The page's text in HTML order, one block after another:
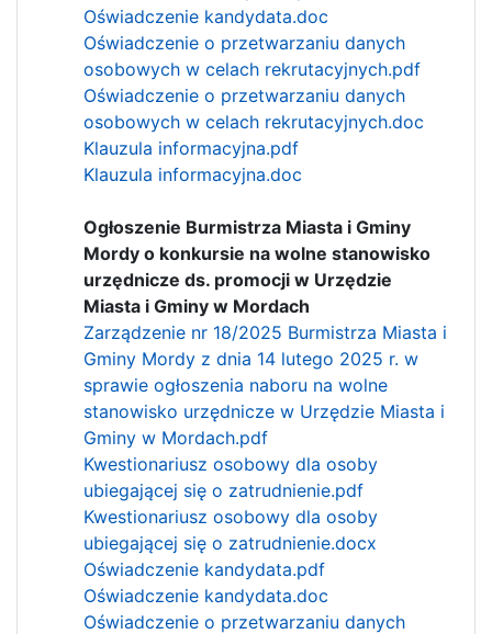
Oświadczenie kandydata.doc
Oświadczenie o przetwarzaniu danych
osobowych w celach rekrutacyjnych.pdf
Oświadczenie o przetwarzaniu danych
osobowych w celach rekrutacyjnych.doc
Klauzula informacyjna.pdf
Klauzula informacyjna.doc
Ogłoszenie Burmistrza Miasta i Gminy
Mordy o konkursie na wolne stanowisko
urzędnicze ds. promocji w Urzędzie
Miasta i Gminy w Mordach
Zarządzenie nr 18/2025 Burmistrza Miasta i
Gminy Mordy z dnia 14 lutego 2025 r. w
sprawie ogłoszenia naboru na wolne
stanowisko urzędnicze w Urzędzie Miasta i
Gminy w Mordach.pdf
Kwestionariusz osobowy dla osoby
ubiegającej się o zatrudnienie.pdf
Kwestionariusz osobowy dla osoby
ubiegającej się o zatrudnienie.docx
Oświadczenie kandydata.pdf
Oświadczenie kandydata.doc
Oświadczenie o przetwarzaniu danych